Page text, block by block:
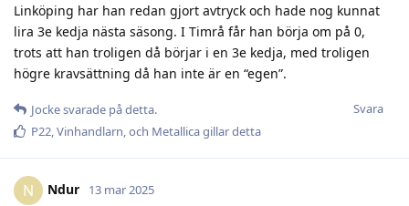
Linköping har han redan gjort avtryck och hade nog kunnat
lira 3e kedja nästa säsong. I Timrå får han börja om på 0,
trots att han troligen då börjar i en 3e kedja, med troligen
högre kravsättning då han inte är en “egen”.
Svara
Jockesvarade på detta.
P22,Vinhandlarn, och Metallicagillar detta
N Ndur 13 mar 2025